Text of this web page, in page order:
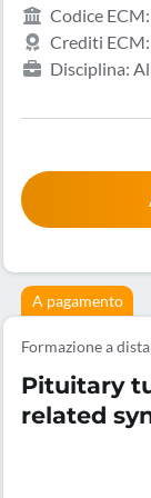
Codice
Crediti
Disciplina:
Medicina del
lavoro,
A pagamento
Formazione a
Pituitary
related